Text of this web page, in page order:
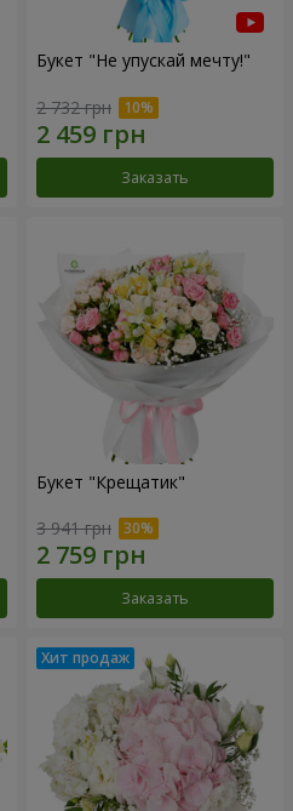
Букет "Не упускай мечту!"
2 732 грн
Заказать
Букет "Крещатик"
3 941 грн
Заказать